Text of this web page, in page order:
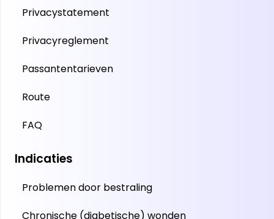
Privacystatement
Privacyreglement
Passantentarieven
Route
FAQ
Indicaties
Problemen door bestraling
Chronische (diabetische) wonden